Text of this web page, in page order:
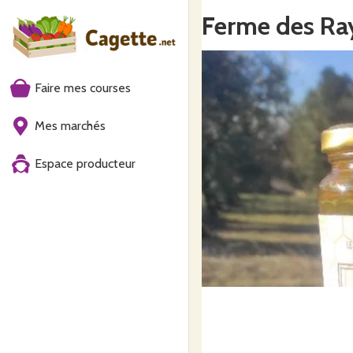
Faire mes courses
Mes marchés
Espace producteur
Ferme des